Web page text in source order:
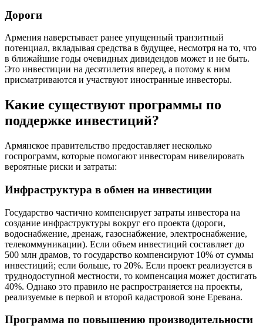
Дороги
Армения наверстывает ранее упущенный транзитный
потенциал, вкладывая средства в будущее, несмотря на то, что
в ближайшие годы очевидных дивидендов может и не быть.
Это инвестиции на десятилетия вперед, а потому к ним
присматриваются и участвуют иностранные инвесторы.
Какие существуют программы по
поддержке инвестиций?
Армянское правительство предоставляет несколько
госпрограмм, которые помогают инвесторам нивелировать
вероятные риски и затраты:
Инфраструктура в обмен на инвестиции
Государство частично компенсирует затраты инвестора на
создание инфраструктуры вокруг его проекта (дороги,
водоснабжение, дренаж, газоснабжение, электроснабжение,
телекоммуникации). Если объем инвестиций составляет до
500 млн драмов, то государство компенсируют 10% от суммы
инвестиций; если больше, то 20%. Если проект реализуется в
труднодоступной местности, то компенсация может достигать
40%. Однако это правило не распространяется на проекты,
реализуемые в первой и второй кадастровой зоне Еревана.
Программа по повышению производительности